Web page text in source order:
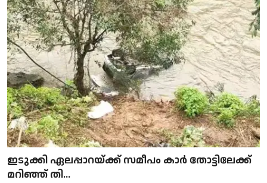
ഇടുക്കി ഏലപ്പാറയ്ക്ക് സമീപം കാർ തോട്ടിലേക്ക്
മറിഞ്ഞ് തി...